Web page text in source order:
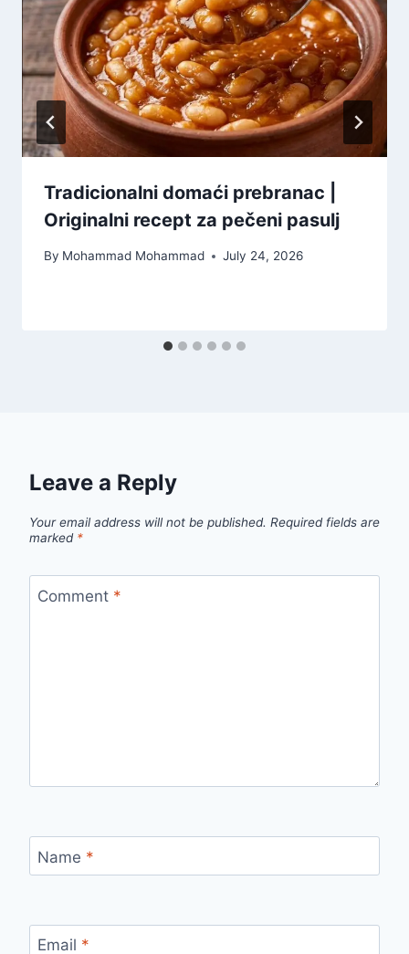
Tradicionalni domaći prebranac |
Originalni recept za pečeni pasulj
By Mohammad Mohammad July 24, 2026
Leave a Reply
Your email address will not be published. Required fields are
marked *
Comment *
Name *
Email *